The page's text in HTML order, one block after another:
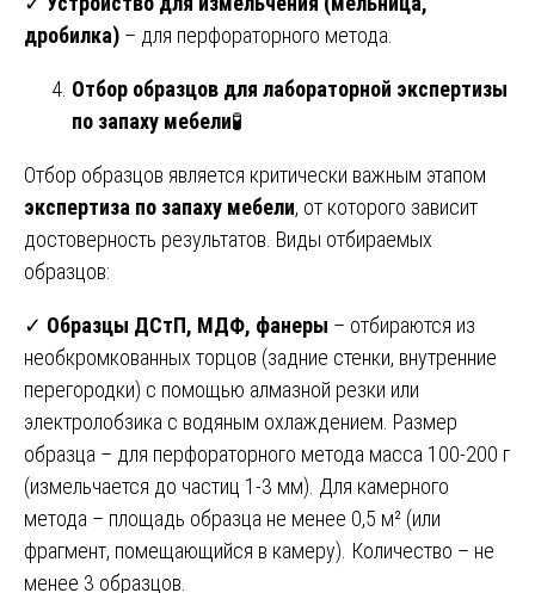
дробилка) – для перфораторного метода.
Отбор образцов для лабораторной экспертизы
по запаху мебели🧪
Отбор образцов является критически важным этапом
экспертиза по запаху мебели, от которого зависит
достоверность результатов. Виды отбираемых
образцов:
✓ Образцы ДСтП, МДФ, фанеры – отбираются из
необкромкованных торцов (задние стенки, внутренние
перегородки) с помощью алмазной резки или
электролобзика с водяным охлаждением. Размер
образца – для перфораторного метода масса 100-200 г
(измельчается до частиц 1-3 мм). Для камерного
метода – площадь образца не менее 0,5 м² (или
фрагмент, помещающийся в камеру). Количество – не
менее 3 образцов.